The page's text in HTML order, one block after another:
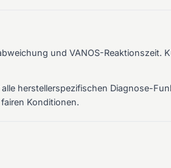
und VANOS-Reaktionszeit.
herstellerspezifischen Diagnose-
Konditionen.